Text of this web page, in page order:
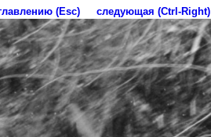
(Esc) следующая (Ctrl-Right)